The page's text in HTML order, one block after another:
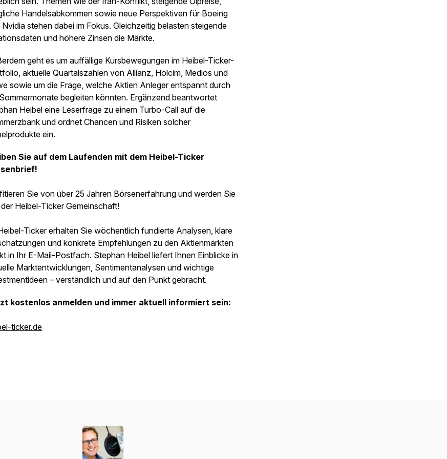
Handelsabkommen sowie neue Perspektiven für Boeing
Nvidia stehen dabei im Fokus. Gleichzeitig belasten steigende
und höhere Zinsen die Märkte.
geht es um auffällige Kursbewegungen im Heibel-Ticker-
aktuelle Quartalszahlen von Allianz, Holcim, Medios und
sowie um die Frage, welche Aktien Anleger entspannt durch
begleiten könnten. Ergänzend beantwortet
Heibel eine Leserfrage zu einem Turbo-Call auf die
und ordnet Chancen und Risiken solcher
ein.
Sie auf dem Laufenden mit dem Heibel-Ticker
Sie von über 25 Jahren Börsenerfahrung und werden Sie
der Heibel-Ticker Gemeinschaft!
Ticker erhalten Sie wöchentlich fundierte Analysen, klare
und konkrete Empfehlungen zu den Aktienmärkten
in Ihr E-Mail-Postfach. Stephan Heibel liefert Ihnen Einblicke in
Marktentwicklungen, Sentimentanalysen und wichtige
– verständlich und auf den Punkt gebracht.
kostenlos anmelden und immer aktuell informiert sein:
ticker.de